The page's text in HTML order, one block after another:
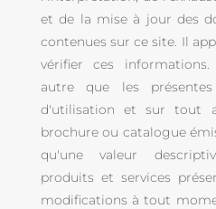
et de la mise à jour des
contenues sur ce site. Il
vérifier ces
autre que les
d'utilisation et sur tout
brochure ou catalogue
qu'une valeur
produits et services
modifications à tout